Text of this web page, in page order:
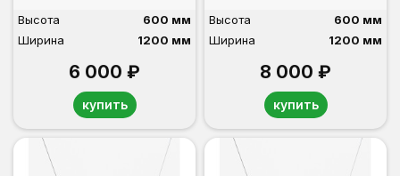
Высота
600 мм
Ширина
1200 мм
6 000 ₽
купить
Высота
600 мм
Ширина
1200 мм
8 000 ₽
купить